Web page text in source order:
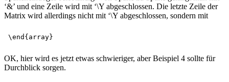
‘&’ und eine Zeile wird mit ‘\Y abgeschlossen. Die letzte Zeile der
Matrix wird allerdings nicht mit ‘\Y abgeschlossen, sondern mit
OK, hier wird es jetzt etwas schwieriger, aber Beispiel 4 sollte für
Durchblick sorgen.